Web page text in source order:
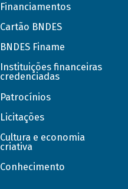
Financiamentos
Cartão BNDES
BNDES Finame
Instituições financeiras
credenciadas
Patrocínios
Licitações
Cultura e economia
criativa
Conhecimento